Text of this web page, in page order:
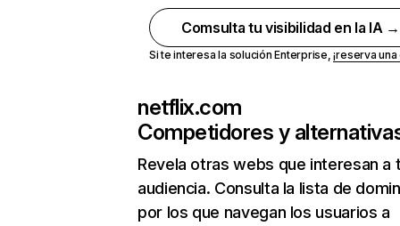
Comsulta tu visibilidad en la IA →
Si te interesa la solución Enterprise,¡reserva
netflix.com
Competidores y
Revela otras webs que interesan a
audiencia. Consulta la lista de
por los que navegan los usuarios a